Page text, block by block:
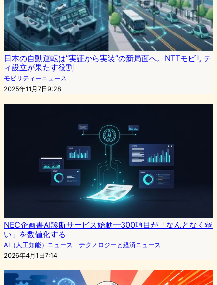
日本の自動運転は”実証から実装”の新局面へ。NTTモビリテ
ィ設立が果たす役割
モビリティーニュース
2025年11月7日9:28
NEC企画書AI診断サービス始動—300項目が「なんとなく弱
い」を数値化する
AI（人工知能）ニュース ｜ テクノロジーと経済ニュース
2026年4月1日7:14